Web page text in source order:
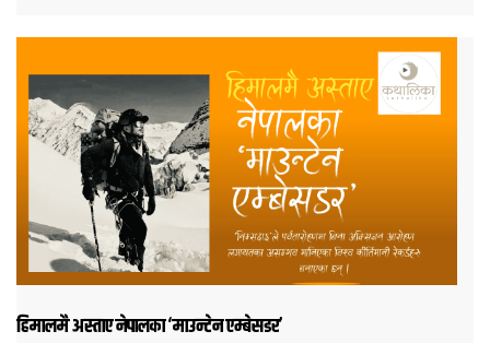
हिमालमै अस्ताए नेपालका ‘माउन्टेन एम्बेसडर’